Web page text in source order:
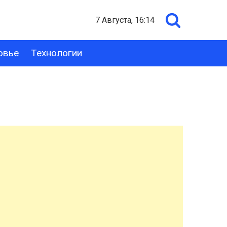
7 Августа, 16:14
Технологии